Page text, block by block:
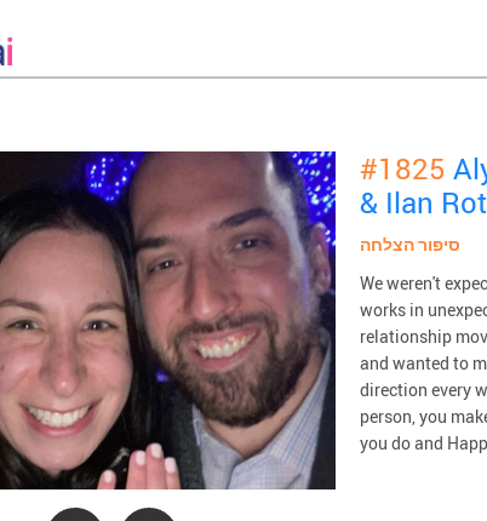
#1825
& Ilan
סיפור הצלחה
We weren't
works in
relationship
and wanted to
direction every
person, you
you do and